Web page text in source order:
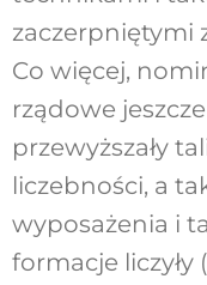
zaczerpniętymi
Co więcej,
rządowe
przewyższały
liczebności, a
wyposażenia i
formacje liczyły